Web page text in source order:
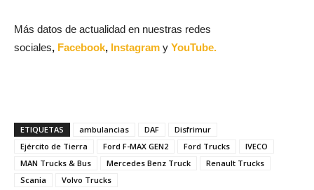
Más datos de actualidad en nuestras redes
sociales, Facebook, Instagram y YouTube.
ETIQUETAS ambulancias DAF
Disfrimur
Ejército de Tierra
Ford F-MAX GEN2 Ford Trucks
IVECO
MAN Trucks & Bus
Mercedes Benz Truck
Renault Trucks
Scania
Volvo Trucks